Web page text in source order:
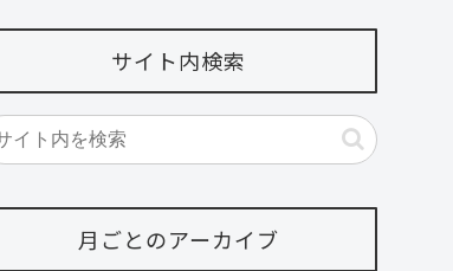
サイト内検索
月ごとのアーカイブ